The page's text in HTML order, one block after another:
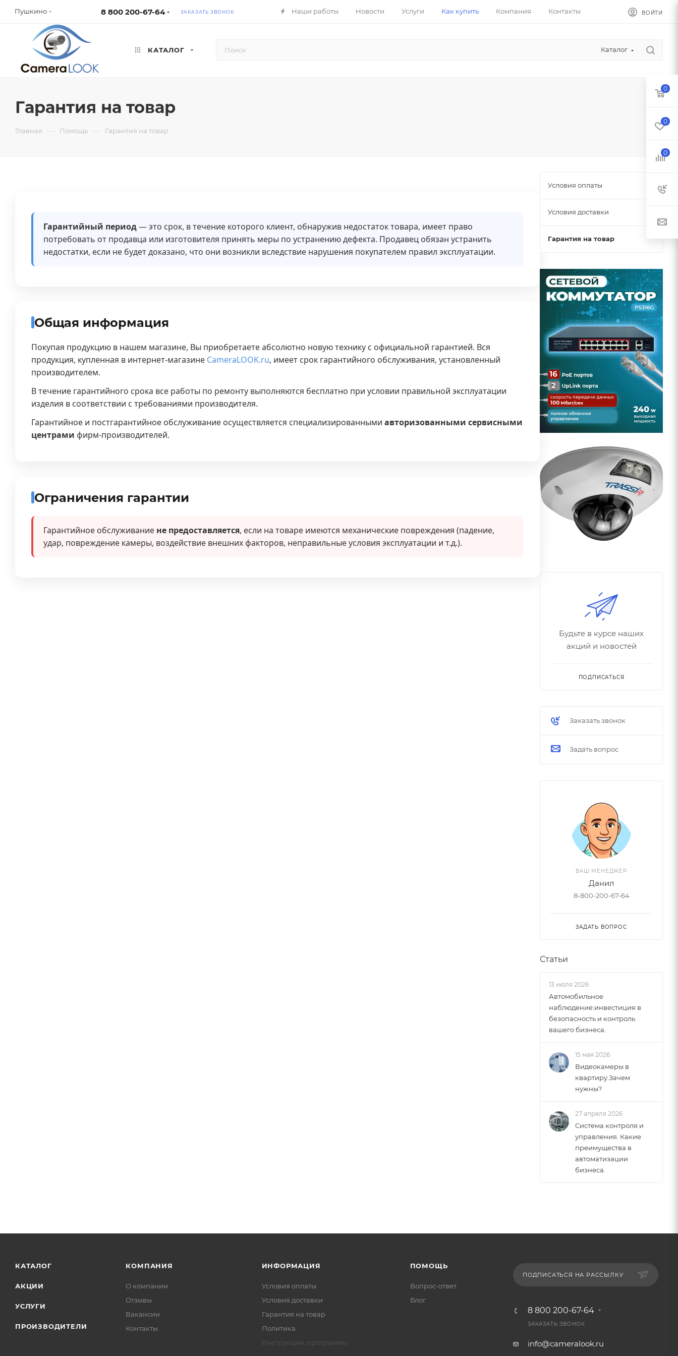
Пушкино 8 800 200-67-64 ЗАКАЗАТЬ ЗВОНОК Наши работы Новости Услуги Как купить Компания Контакты ВОЙТИ
КАТАЛОГ Каталог
Гарантия на товар
Главная — Помощь — Гарантия на товар
Гарантийный период— это срок, в течение которого клиент, обнаружив недостаток товара, имеет право
потребовать от продавца или изготовителя принять меры по устранению дефекта. Продавец обязан устранить
недостатки, если не будет доказано, что они возникли вследствие нарушения покупателем правил эксплуатации.
Общая информация
Покупая продукцию в нашем магазине, Вы приобретаете абсолютно новую технику с официальной гарантией. Вся
продукция, купленная в интернет-магазине CameraLOOK.ru, имеет срок гарантийного обслуживания, установленный
производителем.
В течение гарантийного срока все работы по ремонту выполняются бесплатно при условии правильной эксплуатации
изделия в соответствии с требованиями производителя.
Гарантийное и постгарантийное обслуживание осуществляется специализированными авторизованными сервисными
центрами фирм-производителей.
Ограничения гарантии
Гарантийное обслуживание не предоставляется, если на товаре имеются механические повреждения (падение,
удар, повреждение камеры, воздействие внешних факторов, неправильные условия эксплуатации и т.д.).
Условия оплаты
Условия доставки
Гарантия на товар
Будьте в курсе наших
акций и новостей
ПОДПИСАТЬСЯ
Заказать звонок
Задать вопрос
ВАШ МЕНЕДЖЕР
Данил
8-800-200-67-64
ЗАДАТЬ ВОПРОС
Статьи
13 июля 2026
Автомобильное
наблюдение:инвестиция в
безопасность и контроль
вашего бизнеса.
15 мая 2026
Видеокамеры в
квартиру.Зачем
нужны?
27 апреля 2026
Система контроля и
управления. Какие
преимущества в
автоматизации
бизнеса.
КАТАЛОГ
АКЦИИ
УСЛУГИ
ПРОИЗВОДИТЕЛИ
КОМПАНИЯ
О компании
Отзывы
Вакансии
Контакты
ИНФОРМАЦИЯ
Условия оплаты
Условия доставки
Гарантия на товар
Политика
Инструкции, программы
ПОМОЩЬ
Вопрос-ответ
Блог
ПОДПИСАТЬСЯ НА РАССЫЛКУ
8 800 200-67-64
ЗАКАЗАТЬ ЗВОНОК
info@cameralook.ru
0
0
0